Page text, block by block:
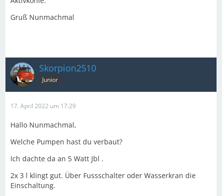
Gruß Nunmachmal
Skorpion2510
Junior
17. April 2022 um 17:29
Hallo Nunmachmal,
Welche Pumpen hast du verbaut?
Ich dachte da an 5 Watt Jbl .
2x 3 l klingt gut. Über Fussschalter oder Wasserkran die
Einschaltung.